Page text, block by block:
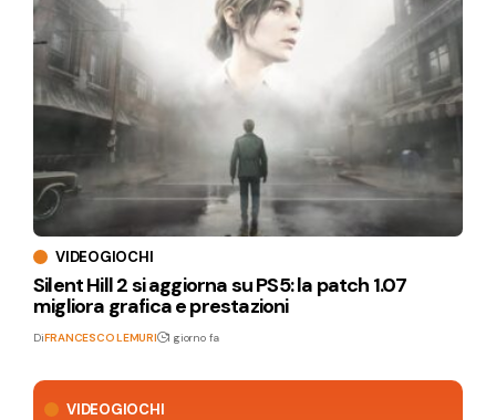
VIDEOGIOCHI
VIDEOGIOCHI
Silent Hill 2 si aggiorna su PS5: la patch 1.07
migliora grafica e prestazioni
DiFRANCESCO LEMURI 1 giorno fa